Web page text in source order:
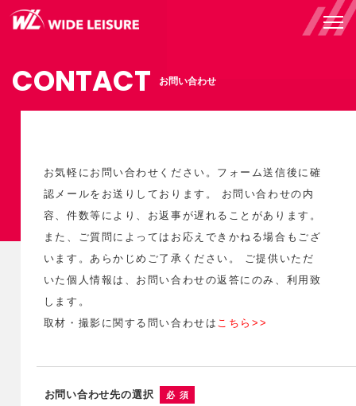
CONTACT お問い合わせ
お気軽にお問い合わせください。フォーム送信後に確
認メールをお送りしております。 お問い合わせの内
容、件数等により、お返事が遅れることがあります。
また、ご質問によってはお応えできかねる場合もござ
います。あらかじめご了承ください。 ご提供いただ
いた個人情報は、お問い合わせの返答にのみ、利用致
します。
取材・撮影に関する問い合わせは こちら>>
お問い合わせ先の選択 必須